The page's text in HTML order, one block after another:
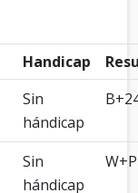
Handicap
Sin
hándicap
Sin
hándicap
W+P